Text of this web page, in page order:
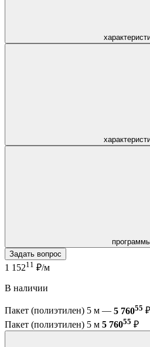
Задать вопрос
1 15211 ₽/м
В наличии
Пакет (полиэтилен) 5 м — 5 76055 ₽
Пакет (полиэтилен) 5 м 5 76055 ₽